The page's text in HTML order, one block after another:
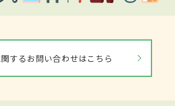
するお問い合わせはこちら